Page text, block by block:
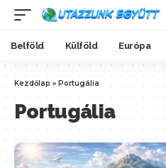
Belföld Külföld Európa
Kezdőlap » Portugália
Portugália